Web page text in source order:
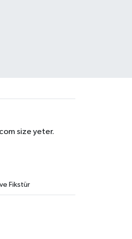
size yeter.
Fikstür